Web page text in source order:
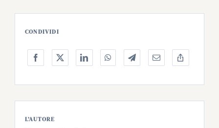
CONDIVIDI
L’AUTORE